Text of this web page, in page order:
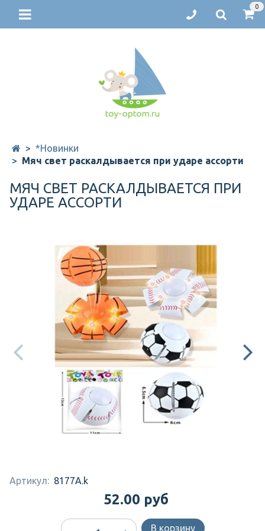
0
*Новинки
Мяч свет раскалдывается при ударе ассорти
МЯЧ СВЕТ РАСКАЛДЫВАЕТСЯ ПРИ
УДАРЕ АССОРТИ
Артикул: 8177A.k
52.00 руб
В корзину